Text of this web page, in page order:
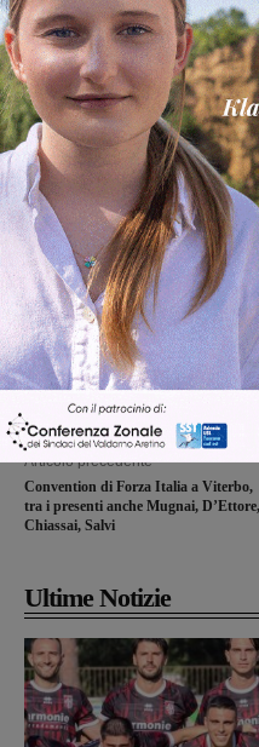
Pnrr, il gruppo di
ringraziamento al
Cronaca 3 Agosto 2026
Scomparso da una
Fiorentino l’uomo
Levane nel 2020
Cronaca 4 Agosto 2026
Un anno fa la strage
Gianni, Giulia e
processo, lo stop ai
Articolo precedente
Convention di Forza Italia a Viterbo,
tra i presenti anche Mugnai, D’Ettore,
Chiassai, Salvi
Ultime Notizie